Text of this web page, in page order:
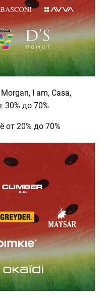
I am, Casa,
30% до 70%
от 20% до 70%